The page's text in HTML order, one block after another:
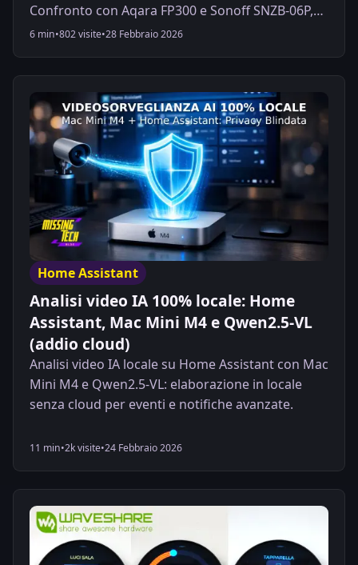
Confronto con Aqara FP300 e Sonoff SNZB-06P,
test di rilevamento della presenza statica e guida
per l'illuminazione smart automatizzata.
6 min•802 visite•28 Febbraio 2026
Home Assistant
Analisi video IA 100% locale: Home
Assistant, Mac Mini M4 e Qwen2.5-VL
(addio cloud)
Analisi video IA locale su Home Assistant con Mac
Mini M4 e Qwen2.5-VL: elaborazione in locale
senza cloud per eventi e notifiche avanzate.
11 min•2k visite•24 Febbraio 2026